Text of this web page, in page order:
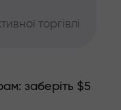
торгівлі
заберіть $5